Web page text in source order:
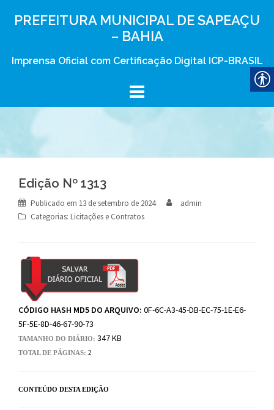
PREFEITURA MUNICIPAL DE SAPEAÇU
– BAHIA
Imprensa Oficial com Certificação Digital ICP-BRASIL
Edição Nº 1313
Publicado em 13 de setembro de 2024
admin
Categorias: Licitações e Contratos
CÓDIGO HASH MD5 DO ARQUIVO: 0F-6C-A3-45-DB-EC-75-1E-E6-
5F-5E-8D-46-67-90-73
TAMANHO DO DIÁRIO: 347 KB
TOTAL DE PÁGINAS: 2
CONTEÚDO DESTA EDIÇÃO